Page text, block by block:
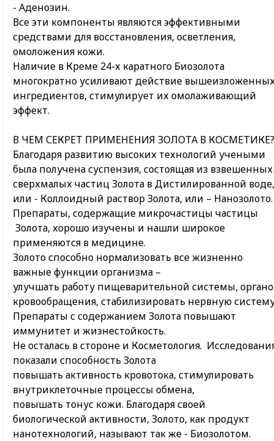
- Аденозин.
Все эти компоненты являются эффективными
средствами для восстановления, осветления,
омоложения кожи.
Наличие в Креме 24-х каратного Биозолота
многократно усиливают действие
ингредиентов, стимулирует их омолаживающий
эффект.
В ЧЕМ СЕКРЕТ ПРИМЕНЕНИЯ ЗОЛОТА В
Благодаря развитию высоких технологий учеными
была получена суспензия, состоящая из взвешенных
сверхмалых частиц Золота в Дистилированной воде,
или - Коллоидный раствор Золота, или – Нанозолото.
Препараты, содержащие микрочастицы частицы
Золота, хорошо изучены и нашли широкое
применяются в медицине.
Золото способно нормализовать все жизненно
важные функции организма –
улучшать работу пищеварительной системы,
кровообращения, стабилизировать нервную
Препараты с содержанием Золота повышают
иммунитет и жизнестойкость.
Не осталась в стороне и Косметология.
показали способность Золота
повышать активность кровотока, стимулировать
внутриклеточные процессы обмена,
повышать тонус кожи. Благодаря своей
биологической активности, Золото, как продукт
нанотехнологий, называют так же - Биозолотом.